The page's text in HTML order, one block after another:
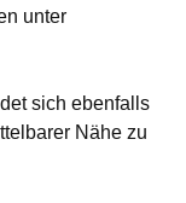
unter
sich ebenfalls
Nähe zu